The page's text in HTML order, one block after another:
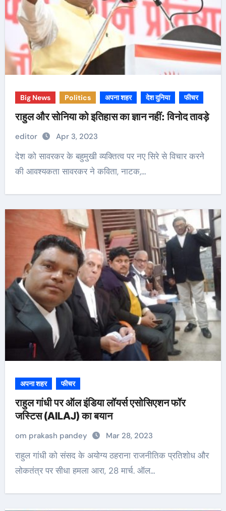
Big News Politics अपना शहर देश दुनिया फीचर
राहुल और सोनिया को इतिहास का ज्ञान नहीं: विनोद तावड़े
editor Apr 3, 2023
देश को सावरकर के बहुमुखी व्यक्तित्व पर नए सिरे से विचार करने
की आवश्यकता सावरकर ने कविता, नाटक,…
अपना शहर फीचर
राहुल गांधी पर ऑल इंडिया लॉयर्स एसोसिएशन फॉर
जस्टिस (AILAJ) का बयान
om prakash pandey Mar 28, 2023
राहुल गांधी को संसद के अयोग्य ठहराना राजनीतिक प्रतिशोध और
लोकतंत्र पर सीधा हमला आरा, 28 मार्च. ऑल…